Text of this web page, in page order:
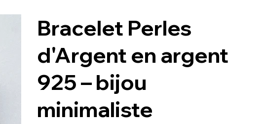
Bracelet Perles
d'Argent en argent
925 – bijou
minimaliste